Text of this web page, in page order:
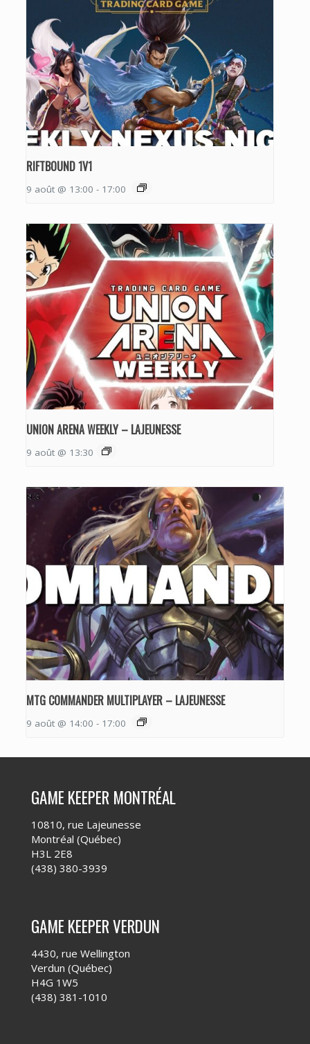
RIFTBOUND 1V1
9 août @ 13:00 - 17:00
UNION ARENA WEEKLY – LAJEUNESSE
9 août @ 13:30
MTG COMMANDER MULTIPLAYER – LAJEUNESSE
9 août @ 14:00 - 17:00
GAME KEEPER MONTRÉAL
10810, rue Lajeunesse
Montréal (Québec)
H3L 2E8
(438) 380-3939
GAME KEEPER VERDUN
4430, rue Wellington
Verdun (Québec)
H4G 1W5
(438) 381-1010